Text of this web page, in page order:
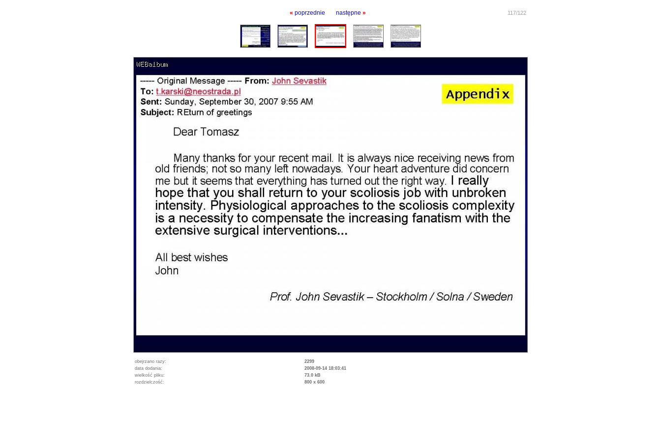
« poprzednie następne » 117/122
obejrzano razy:
2299
data dodania:
2008-09-14 18:03:41
wielkość pliku:
73.0 kB
rozdzielczość:
800 x 600